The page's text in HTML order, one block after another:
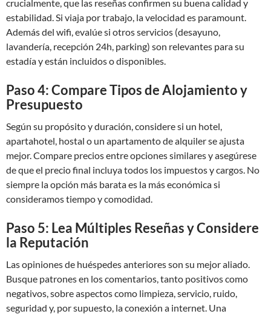
crucialmente, que las reseñas confirmen su buena calidad y
estabilidad. Si viaja por trabajo, la velocidad es paramount.
Además del wifi, evalúe si otros servicios (desayuno,
lavandería, recepción 24h, parking) son relevantes para su
estadía y están incluidos o disponibles.
Paso 4: Compare Tipos de Alojamiento y
Presupuesto
Según su propósito y duración, considere si un hotel,
apartahotel, hostal o un apartamento de alquiler se ajusta
mejor. Compare precios entre opciones similares y asegúrese
de que el precio final incluya todos los impuestos y cargos. No
siempre la opción más barata es la más económica si
consideramos tiempo y comodidad.
Paso 5: Lea Múltiples Reseñas y Considere
la Reputación
Las opiniones de huéspedes anteriores son su mejor aliado.
Busque patrones en los comentarios, tanto positivos como
negativos, sobre aspectos como limpieza, servicio, ruido,
seguridad y, por supuesto, la conexión a internet. Una